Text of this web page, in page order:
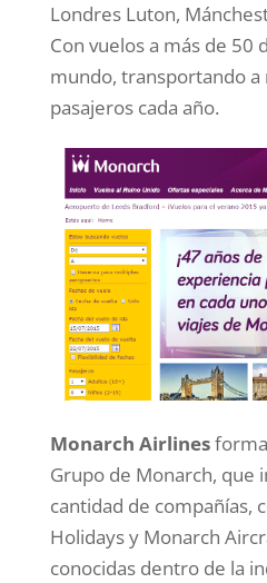
Londres Luton,
Con vuelos a más de 50
mundo, transportando a
pasajeros cada año.
Monarch Airlines
Grupo de Monarch, que
cantidad de compañías,
Holidays y Monarch
conocidas dentro de la